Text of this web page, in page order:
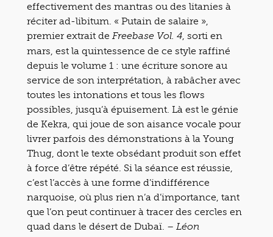
effectivement des mantras ou des litanies à
réciter ad-libitum. « Putain de salaire »,
premier extrait de Freebase Vol. 4 , sorti en
mars, est la quintessence de ce style raffiné
depuis le volume 1 : une écriture sonore au
service de son interprétation, à rabâcher avec
toutes les intonations et tous les flows
possibles, jusqu’à épuisement. Là est le génie
de Kekra, qui joue de son aisance vocale pour
livrer parfois des démonstrations à la Young
Thug, dont le texte obsédant produit son effet
à force d’être répété. Si la séance est réussie,
c’est l’accès à une forme d’indifférence
narquoise, où plus rien n’a d’importance, tant
que l’on peut continuer à tracer des cercles en
quad dans le désert de Dubaï. – Léon